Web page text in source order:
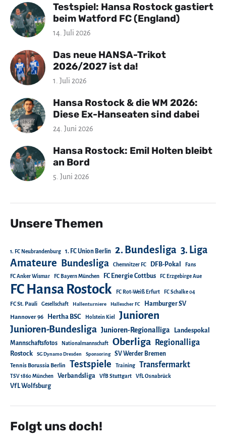
Testspiel: Hansa Rostock gastiert
beim Watford FC (England)
14. Juli 2026
Das neue HANSA-Trikot
2026/2027 ist da!
1. Juli 2026
Hansa Rostock & die WM 2026:
Diese Ex-Hanseaten sind dabei
24. Juni 2026
Hansa Rostock: Emil Holten bleibt
an Bord
5. Juni 2026
Unsere Themen
1. FC Neubrandenburg 1. FC Union Berlin 2. Bundesliga 3. Liga
Amateure Bundesliga Chemnitzer FC DFB-Pokal Fans
FC Anker Wismar FC Bayern München FC Energie Cottbus FC Erzgebirge Aue
FC Hansa Rostock FC Rot-Weiß Erfurt FC Schalke 04
FC St. Pauli Gesellschaft Hallenturniere Hallescher FC Hamburger SV
Hannover 96 Hertha BSC Holstein Kiel Junioren
Junioren-Bundesliga Junioren-Regionalliga
Landespokal
Mannschaftsfotos
Nationalmannschaft Oberliga Regionalliga
Rostock SG Dynamo Dresden Sponsoring SV Werder Bremen
Tennis Borussia Berlin Testspiele Training Transfermarkt
TSV 1860 München Verbandsliga VfB Stuttgart VfL Osnabrück
VfL Wolfsburg
Folgt uns doch!